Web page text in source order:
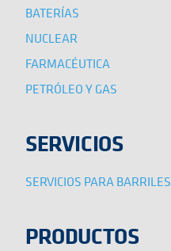
BATERÍAS
NUCLEAR
FARMACÉUTICA
PETRÓLEO Y GAS
SERVICIOS
SERVICIOS PARA BARRILES
PRODUCTOS